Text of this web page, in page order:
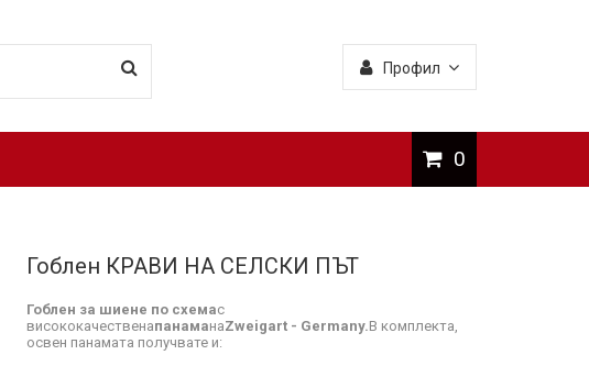
Профил
0
Гоблен КРАВИ НА СЕЛСКИ ПЪТ
Гоблен за шиене по схемас
висококачественапанаманаZweigart - Germany.В комплекта,
освен панамата получвате и: